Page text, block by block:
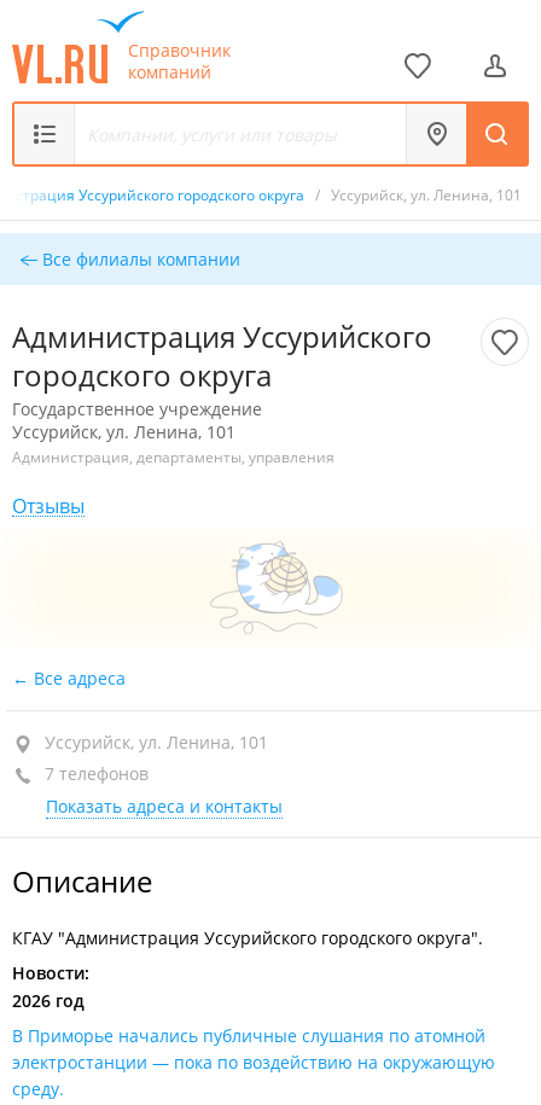
Справочник
компаний
Уссурийского городского округа / Уссурийск, ул. Ленина, 101
Все филиалы компании
Администрация Уссурийского
городского округа
Государственное учреждение
Уссурийск, ул. Ленина, 101
Администрация, департаменты, управления
Отзывы
Все адреса
Уссурийск, ул. Ленина, 101
7 телефонов
Показать адреса и контакты
Описание
КГАУ "Администрация Уссурийского городского округа".
Новости:
2026 год
В Приморье начались публичные слушания по атомной
электростанции — пока по воздействию на окружающую
среду.